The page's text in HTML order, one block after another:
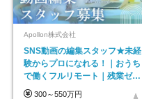
Apollon株式会社
SNS動画の編集スタッフ★未経
験からプロになれる！｜おうち
で働くフルリモート｜残業ゼロ
で18時退勤◎
300～550万円